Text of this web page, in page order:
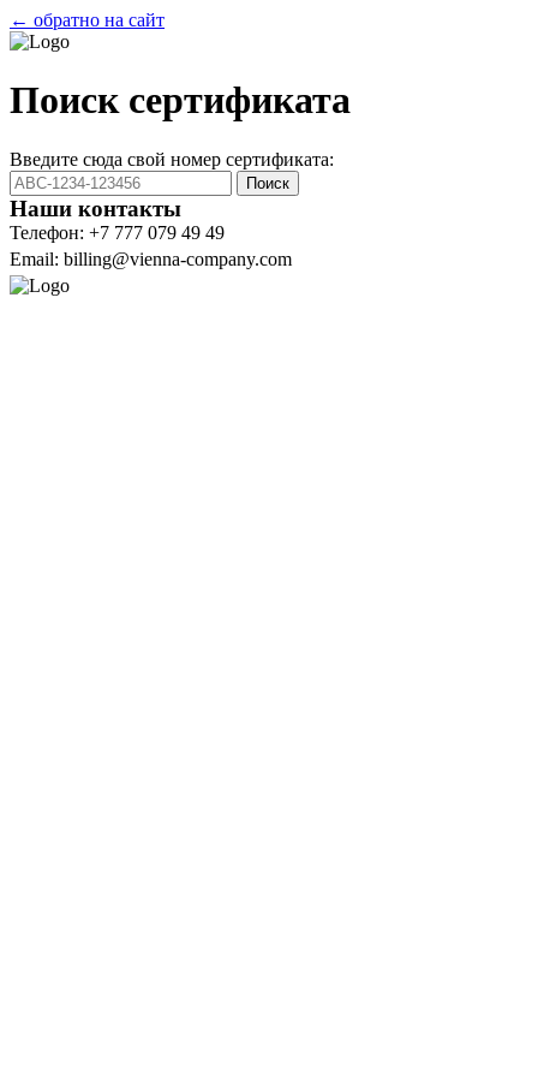
← обратно на сайт
Поиск сертификата
Введите сюда свой номер сертификата:
Поиск
Наши контакты
Телефон: +7 777 079 49 49
Email: billing@vienna-company.com